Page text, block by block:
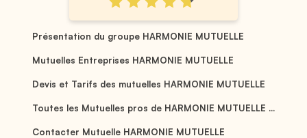
Présentation du groupe HARMONIE MUTUELLE
Mutuelles Entreprises HARMONIE MUTUELLE
Devis et Tarifs des mutuelles HARMONIE MUTUELLE
Toutes les Mutuelles pros de HARMONIE MUTUELLE ...
Contacter Mutuelle HARMONIE MUTUELLE